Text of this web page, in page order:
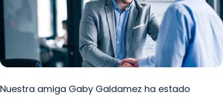
Nuestra amiga Gaby Galdamez ha estado